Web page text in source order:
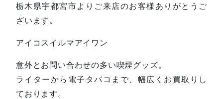
栃木県宇都宮市よりご来店のお客様ありがとうご
ざいます。
アイコスイルマアイワン
意外とお問い合わせの多い喫煙グッズ。
ライターから電子タバコまで、幅広くお買取りし
ております。